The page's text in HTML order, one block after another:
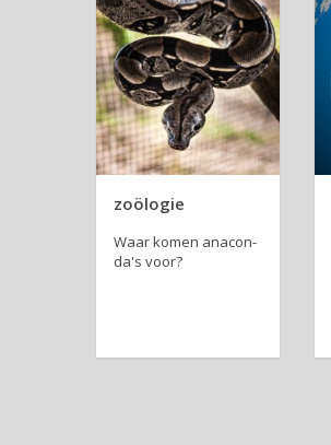
zoölogie
Waar komen ana­con­
da's voor?